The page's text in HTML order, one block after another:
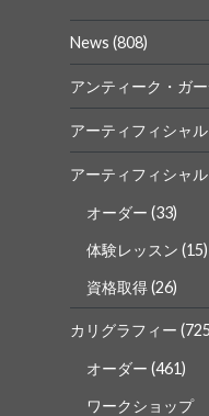
ー
ル
を
Facebook
で
表
示
ー
ル
を
Instagram
で
表
示
News (808)
アンティーク・ガ
アーティフィシャ
アーティフィシャ
オーダー (33)
体験レッスン (15)
資格取得(26)
カリグラフィー
オーダー (461)
ワークショッ